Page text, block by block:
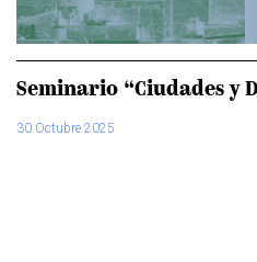
Seminario “Ciudades y
30 Octubre 2025